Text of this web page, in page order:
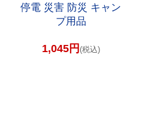
停電 災害 防災 キャン
プ用品
1,045円 (税込)